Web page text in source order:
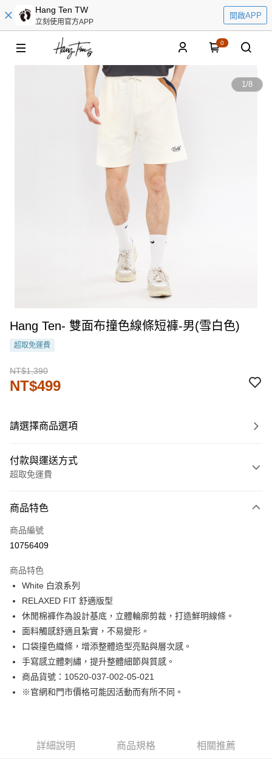
Hang Ten TW
立刻使用官方APP
開啟APP
0
1/8
Hang Ten- 雙面布撞色線條短褲-男(雪白色)
超取免運費
NT$1,390
NT$499
請選擇商品選項
付款與運送方式
超取免運費
信用卡一次付款
LINE Pay
街口支付
悠遊付
Google Pay
貨到付款
運送方式
付款後7-11取貨
商品特色
商品編號
10756409
商品特色
White 白浪系列
RELAXED FIT 舒適版型
休閒棉褲作為設計基底，立體輪廓剪裁，打造鮮明線條。
面料觸感舒適且紮實，不易變形。
口袋撞色織條，增添整體造型亮點與層次感。
手寫感立體刺繡，提升整體細節與質感。
商品貨號：10520-037-002-05-021
※官網和門市價格可能因活動而有所不同。
詳細說明 商品規格 相關推薦